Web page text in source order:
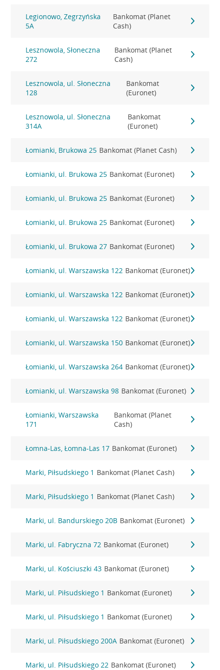
Legionowo, Zegrzyńska
5A
Bankomat (Planet
Cash)
Lesznowola, Słoneczna
272
Bankomat (Planet
Cash)
Lesznowola, ul. Słoneczna
128
Bankomat
(Euronet)
Lesznowola, ul. Słoneczna
314A
Bankomat
(Euronet)
Łomianki, Brukowa 25 Bankomat (Planet Cash)
Łomianki, ul. Brukowa 25 Bankomat (Euronet)
Łomianki, ul. Brukowa 25 Bankomat (Euronet)
Łomianki, ul. Brukowa 25 Bankomat (Euronet)
Łomianki, ul. Brukowa 27 Bankomat (Euronet)
Łomianki, ul. Warszawska 122 Bankomat (Euronet)
Łomianki, ul. Warszawska 122 Bankomat (Euronet)
Łomianki, ul. Warszawska 122 Bankomat (Euronet)
Łomianki, ul. Warszawska 150 Bankomat (Euronet)
Łomianki, ul. Warszawska 264 Bankomat (Euronet)
Łomianki, ul. Warszawska 98 Bankomat (Euronet)
Łomianki, Warszawska
171
Bankomat (Planet
Cash)
Łomna-Las, Łomna-Las 17 Bankomat (Euronet)
Marki, Piłsudskiego 1 Bankomat (Planet Cash)
Marki, Piłsudskiego 1 Bankomat (Planet Cash)
Marki, ul. Bandurskiego 20B Bankomat (Euronet)
Marki, ul. Fabryczna 72 Bankomat (Euronet)
Marki, ul. Kościuszki 43 Bankomat (Euronet)
Marki, ul. Piłsudskiego 1 Bankomat (Euronet)
Marki, ul. Piłsudskiego 1 Bankomat (Euronet)
Marki, ul. Piłsudskiego 200A Bankomat (Euronet)
Marki, ul. Piłsudskiego 22 Bankomat (Euronet)